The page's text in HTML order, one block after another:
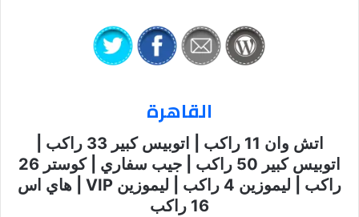
القاهرة
اتش وان 11 راكب | اتوبيس كبير 33 راكب |
اتوبيس كبير 50 راكب | جيب سفاري | كوستر 26
راكب | ليموزين 4 راكب | ليموزين VIP | هاي اس
16 راكب